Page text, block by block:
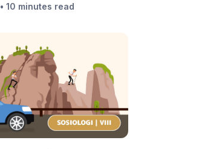
• 10 minutes read